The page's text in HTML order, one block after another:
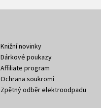
Knižní novinky
Dárkové poukazy
Affiliate program
Ochrana soukromí
Zpětný odběr elektroodpadu